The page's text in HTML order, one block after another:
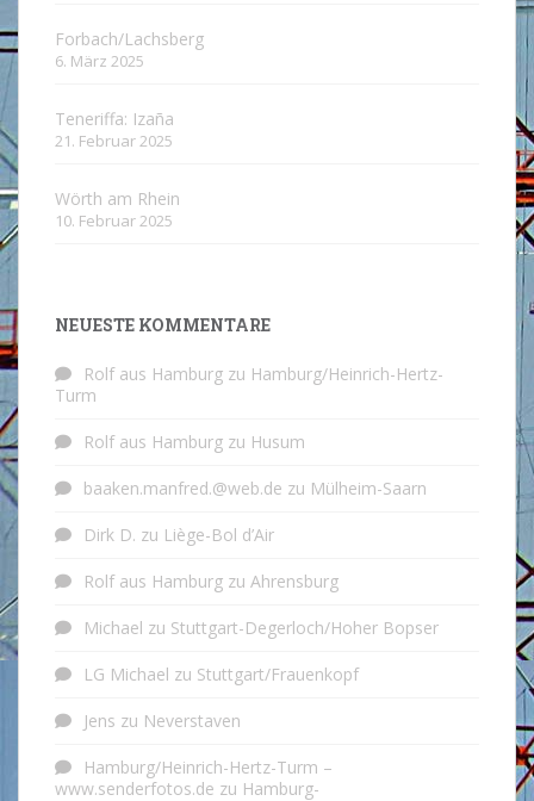
Forbach/Lachsberg
6. März 2025
Teneriffa: Izaña
21. Februar 2025
Wörth am Rhein
10. Februar 2025
NEUESTE KOMMENTARE
Rolf aus Hamburg zu Hamburg/Heinrich-Hertz-
Turm
Rolf aus Hamburg zu Husum
baaken.manfred.@web.de zu Mülheim-Saarn
Dirk D. zu Liège-Bol d’Air
Rolf aus Hamburg zu Ahrensburg
Michael zu Stuttgart-Degerloch/Hoher Bopser
LG Michael zu Stuttgart/Frauenkopf
Jens zu Neverstaven
Hamburg/Heinrich-Hertz-Turm –
www.senderfotos.de zu Hamburg-